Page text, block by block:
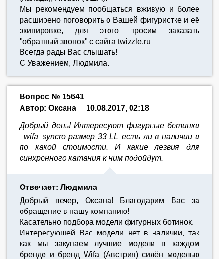
Мы рекомендуем пообщаться вживую и более
расширено поговорить о Вашей фигуристке и её
экипировке, для этого просим заказать
"обратный звонок" с сайта twizzle.ru
Всегда рады Вас слышать!
С Уважением, Людмила.
Вопрос № 15641
Автор: Оксана
10.08.2017, 02:18
Добрый день! Интересуют фигурные ботинки
_wifa_syncro размер 33 LL есть ли в наличии и
по какой стоимости. И какие лезвия для
синхронного катания к ним подойдут.
Отвечает: Людмила
Добрый вечер, Оксана! Благодарим Вас за
обращение в нашу компанию!
Касательно подбора модели фигурных ботинок.
Интересующей Вас модели нет в наличии, так
как мы закупаем лучшие модели в каждом
бренде и бренд Wifa (Австрия) силён моделью